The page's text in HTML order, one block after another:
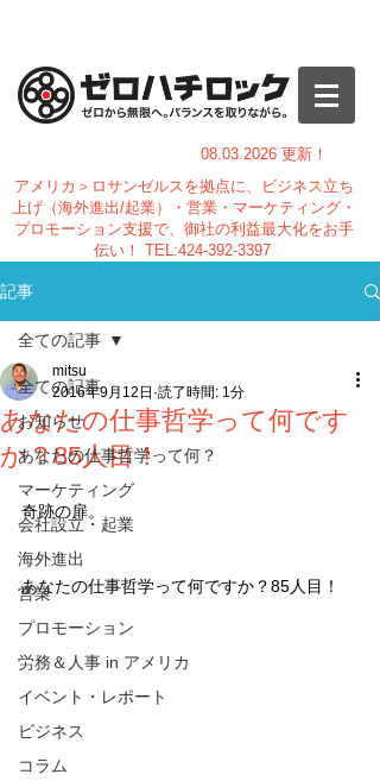
08.03.2026 更新！
アメリカ＞ロサンゼルスを拠点に、ビジネス立ち
上げ（海外進出/起業）・営業・マーケティング・
プロモーション支援で、御社の利益最大化をお手
伝い！ TEL:424-392-3397
記事
全ての記事
お知らせ
あなたの仕事哲学って何？
マーケティング
会社設立・起業
海外進出
営業
プロモーション
労務＆人事 in アメリカ
イベント・レポート
ビジネス
コラム
全ての記事
あなたの仕事哲学って何です
か？85人目！
mitsu
2016年9月12日 読了時間: 1分
奇跡の扉。
あなたの仕事哲学って何ですか？85人目！